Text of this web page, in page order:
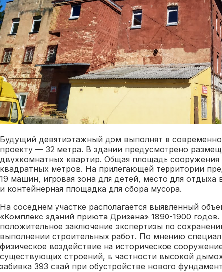
Будущий девятиэтажный дом выполнят в
проекту — 32 метра. В здании предусмотрено
двухкомнатных квартир. Общая площадь
квадратных метров. На прилегающей территории
19 машин, игровая зона для детей, место для отдыха
и контейнерная площадка для сбора мусора.
На соседнем участке располагается выявленный
«Комплекс зданий приюта Дризена» 1890-1900
положительное заключение экспертизы по
выполнении строительных работ. По мнению
физическое воздействие на историческое
существующих строений, в частности высокой
забивка 393 свай при обустройстве нового